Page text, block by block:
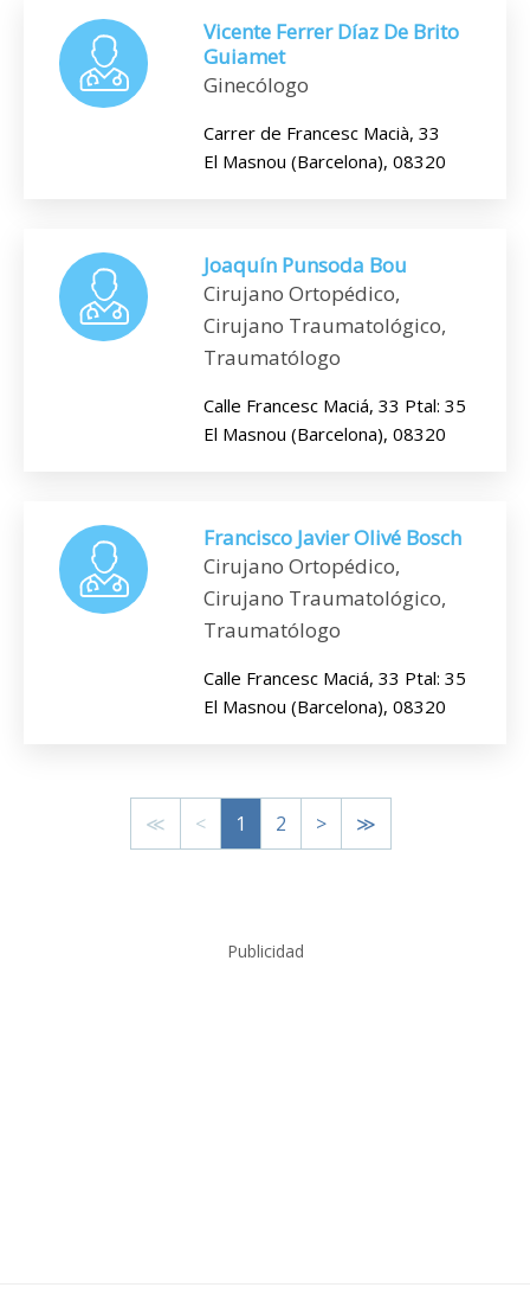
Vicente Ferrer Díaz De Brito
Guiamet
Ginecólogo
Carrer de Francesc Macià, 33
El Masnou (Barcelona), 08320
Joaquín Punsoda Bou
Cirujano Ortopédico,
Cirujano Traumatológico,
Traumatólogo
Calle Francesc Maciá, 33 Ptal: 35
El Masnou (Barcelona), 08320
Francisco Javier Olivé Bosch
Cirujano Ortopédico,
Cirujano Traumatológico,
Traumatólogo
Calle Francesc Maciá, 33 Ptal: 35
El Masnou (Barcelona), 08320
≪ < 1 2 > ≫
Publicidad